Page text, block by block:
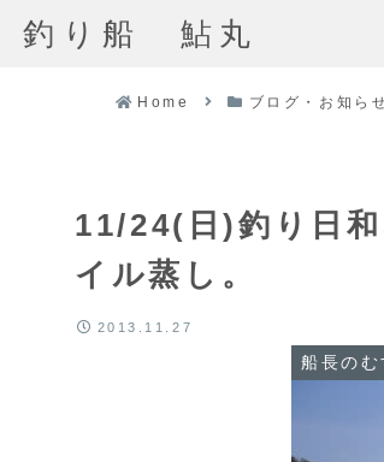
釣り船 鮎丸
Home ブログ・お知ら
11/24(日)釣り日
イル蒸し。
船長の
2013.11.27